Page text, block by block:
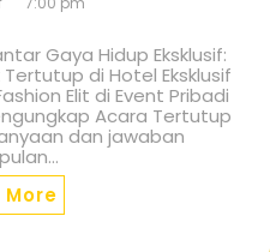
Gaya Hidup Eksklusif:
di Hotel Eksklusif
Elit di Event Pribadi
Acara Tertutup
dan jawaban
More